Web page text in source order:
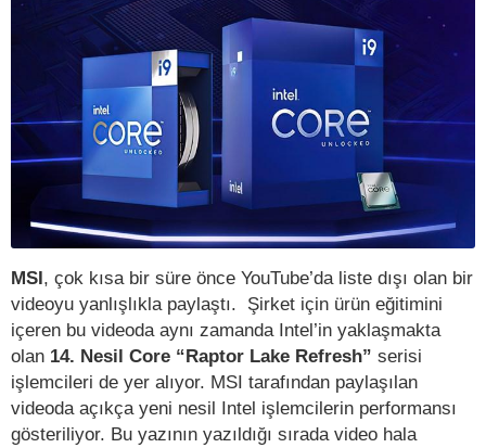
MSI, çok kısa bir süre önce YouTube’da liste dışı olan bir
videoyu yanlışlıkla paylaştı. Şirket için ürün eğitimini
içeren bu videoda aynı zamanda Intel’in yaklaşmakta
olan 14. Nesil Core “Raptor Lake Refresh” serisi
işlemcileri de yer alıyor. MSI tarafından paylaşılan
videoda açıkça yeni nesil Intel işlemcilerin performansı
gösteriliyor. Bu yazının yazıldığı sırada video hala